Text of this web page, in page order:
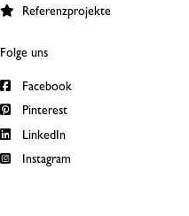
Referenzprojekte
Folge uns
Facebook
Pinterest
LinkedIn
Instagram